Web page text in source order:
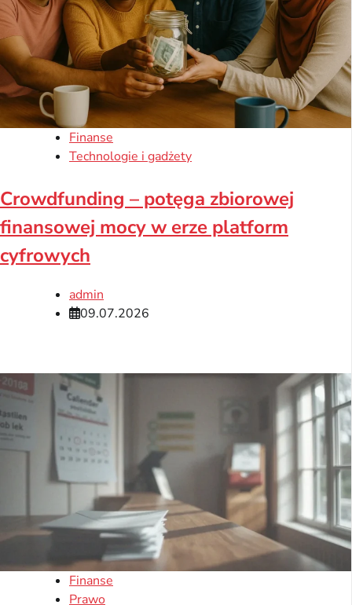
Finanse
Technologie i gadżety
Crowdfunding – potęga zbiorowej
finansowej mocy w erze platform
cyfrowych
admin
09.07.2026
Finanse
Prawo